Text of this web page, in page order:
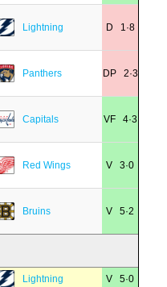
Lightning D 1·8
Panthers DP 2·3
Capitals VF 4·3
Red Wings V 3·0
Bruins V 5·2
Lightning V 5·0